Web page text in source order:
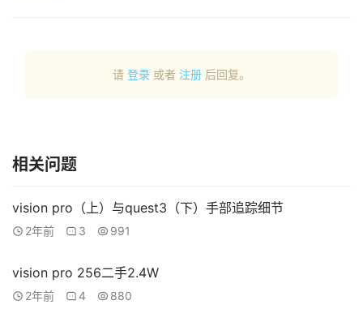
请 登录 或者 注册 后回复。
相关问题
vision pro（上）与quest3（下）手部追踪细节
2年前 3 991
vision pro 256二手2.4W
2年前 4 880